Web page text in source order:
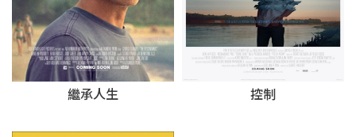
繼承人生 控制